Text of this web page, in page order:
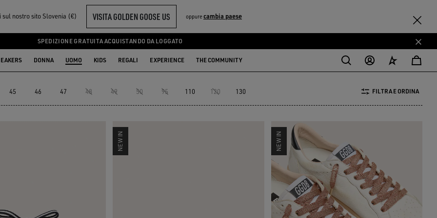
sul nostro sito Slovenia (€) VISITA GOLDEN GOOSE US oppurecambia paese
SPEDIZIONE GRATUITA ACQUISTANDO DA LOGGATO
DONNA UOMO KIDS REGALI EXPERIENCE THE COMMUNITY
45 46 47 48 49 50 95 110 120 130 FILTRA E ORDINA
NEW IN NEW IN